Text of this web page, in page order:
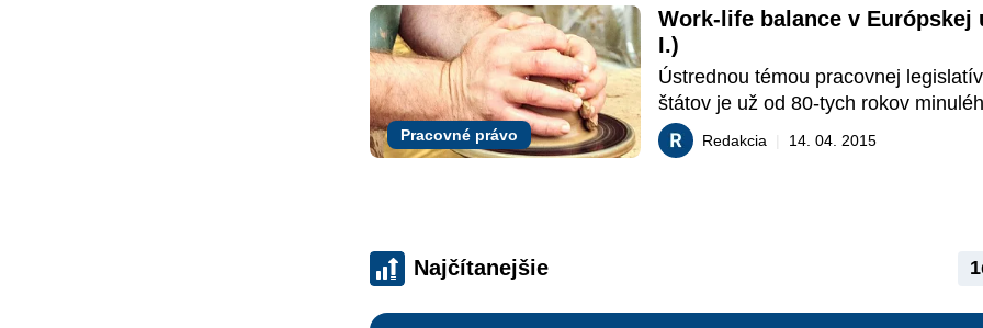
priestoru sú známe viaceré systémy
práce a pracovného času. V článku
predstavíme compressed working
working a pod.
Pracovné právo
Work-life balance v Európskej
I.)
Ústrednou témou pracovnej
štátov je už od 80-tych rokov
problematika pracovného času. V
rokoch sa v mnohých krajinách začali
Redakcia 14. 04. 2015
Najčítanejšie